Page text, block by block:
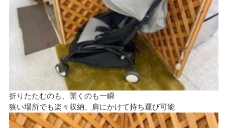
折りたたむのも、開くのも一瞬
狭い場所でも楽々収納、肩にかけて持ち運び可能